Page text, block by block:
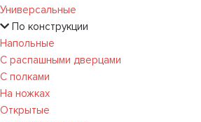
Универсальные
По конструкции
Напольные
С распашными дверцами
С полками
На ножках
Открытые